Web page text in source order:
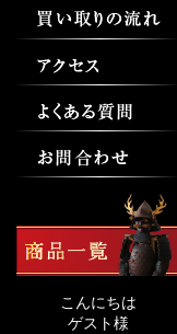
こんにちは
ゲスト様